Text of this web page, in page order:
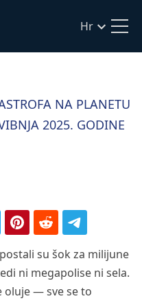
Hr
NA PLANETU
2025. GODINE
su šok za milijune
ni megapolise ni sela.
oluje — sve se to